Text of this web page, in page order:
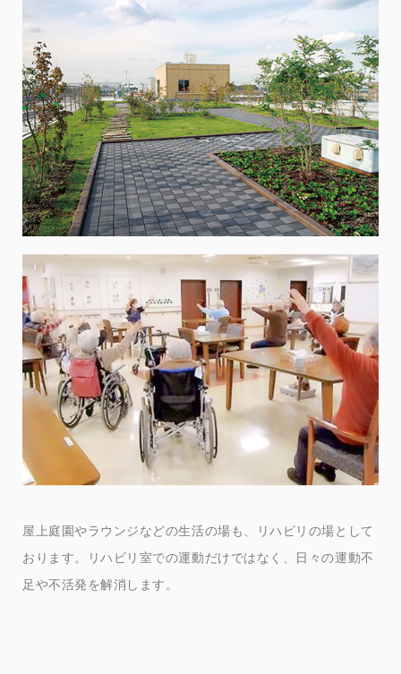
屋上庭園やラウンジなどの生活の場も、リハビリの場として
おります。リハビリ室での運動だけではなく、日々の運動不
足や不活発を解消します。